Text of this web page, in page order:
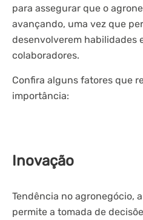
para assegurar que o
avançando, uma vez que
desenvolverem habilidades
colaboradores.
Confira alguns fatores que
importância:
Inovação
Tendência no agronegócio,
permite a tomada de